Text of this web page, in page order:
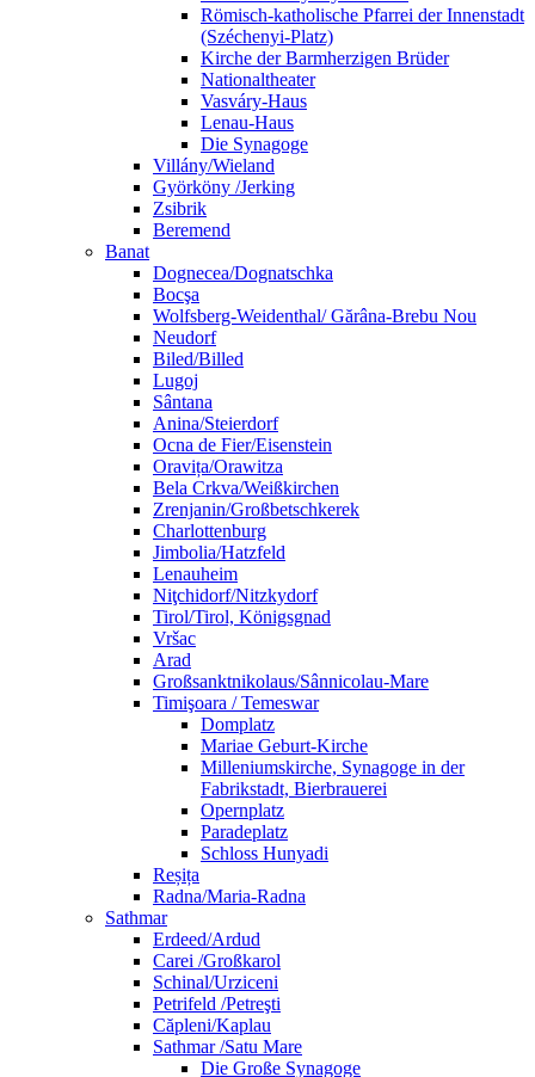
Römisch-katholische Pfarrei der Innenstadt
(Széchenyi-Platz)
Kirche der Barmherzigen Brüder
Nationaltheater
Vasváry-Haus
Lenau-Haus
Die Synagoge
Villány/Wieland
Györköny /Jerking
Zsibrik
Beremend
Banat
Dognecea/Dognatschka
Bocşa
Wolfsberg-Weidenthal/ Gărâna-Brebu Nou
Neudorf
Biled/Billed
Lugoj
Sântana
Anina/Steierdorf
Ocna de Fier/Eisenstein
Oravița/Orawitza
Bela Crkva/Weißkirchen
Zrenjanin/Großbetschkerek
Charlottenburg
Jimbolia/Hatzfeld
Lenauheim
Niţchidorf/Nitzkydorf
Tirol/Tirol, Königsgnad
Vršac
Arad
Großsanktnikolaus/Sânnicolau-Mare
Timişoara / Temeswar
Domplatz
Mariae Geburt-Kirche
Milleniumskirche, Synagoge in der
Fabrikstadt, Bierbrauerei
Opernplatz
Paradeplatz
Schloss Hunyadi
Reșița
Radna/Maria-Radna
Sathmar
Erdeed/Ardud
Carei /Großkarol
Schinal/Urziceni
Petrifeld /Petreşti
Căpleni/Kaplau
Sathmar /Satu Mare
Die Große Synagoge